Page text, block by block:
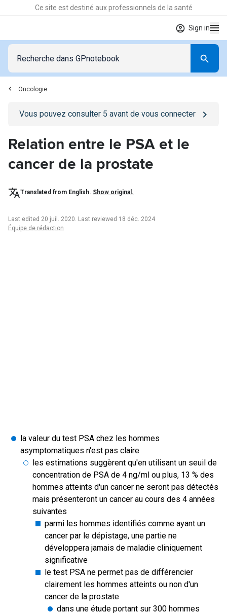
Ce site est destiné aux professionnels de la santé
Sign in
Oncologie
Go to/se-connecterpage
Vous pouvez consulter 5 avant de vous connecter
Relation entre le PSA et le
cancer de la prostate
Translated from English. Show original.
Last edited 20 juil. 2020. Last reviewed 18 déc. 2024
Équipe de rédaction
la valeur du test PSA chez les hommes
asymptomatiques n'est pas claire
les estimations suggèrent qu'en utilisant un seuil de
concentration de PSA de 4 ng/ml ou plus, 13 % des
hommes atteints d'un cancer ne seront pas détectés
mais présenteront un cancer au cours des 4 années
suivantes
parmi les hommes identifiés comme ayant un
cancer par le dépistage, une partie ne
développera jamais de maladie cliniquement
significative
le test PSA ne permet pas de différencier
clairement les hommes atteints ou non d'un
cancer de la prostate
dans une étude portant sur 300 hommes